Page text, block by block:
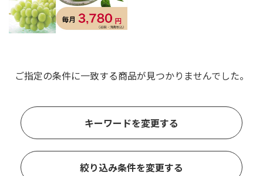
ご指定の条件に一致する商品が見つかりませんでした。
キーワードを変更する
絞り込み条件を変更する